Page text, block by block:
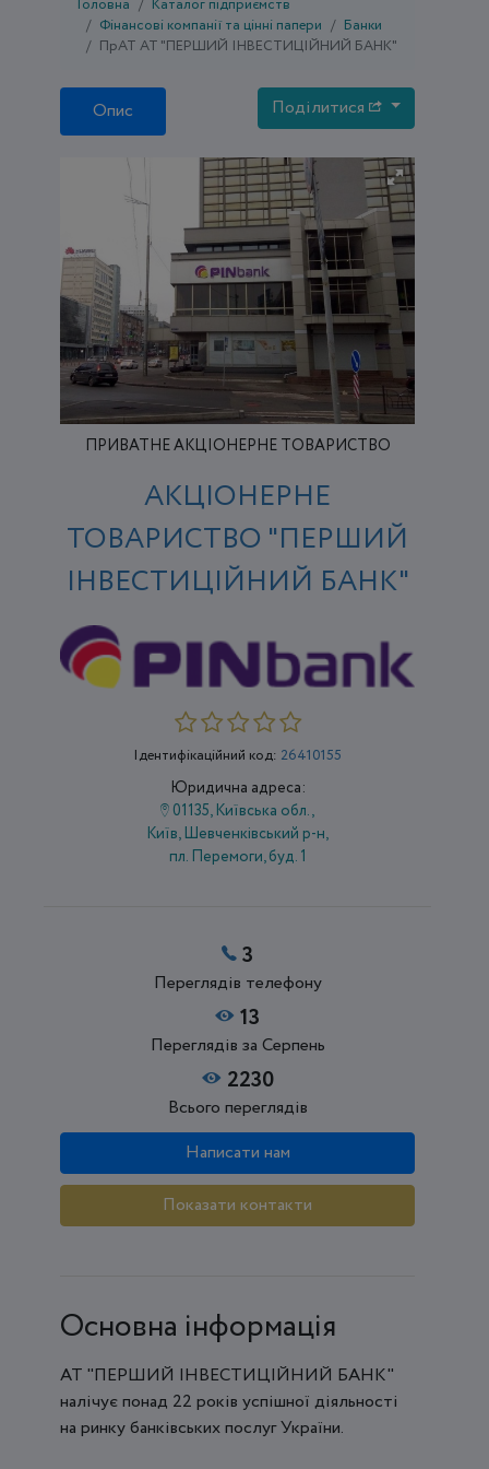
Головна
Каталог підприємств
Фінансові компанії та цінні папери
Банки
ПрАТ АТ "ПЕРШИЙ ІНВЕСТИЦІЙНИЙ БАНК"
Опис Поділитися
ПРИВАТНЕ АКЦІОНЕРНЕ ТОВАРИСТВО
АКЦІОНЕРНЕ
ТОВАРИСТВО "ПЕРШИЙ
ІНВЕСТИЦІЙНИЙ БАНК"
Ідентифікаційний код: 26410155
Юридична адреса:
01135, Київська обл.,
Київ, Шевченківський р-н,
пл. Перемоги, буд. 1
3
Переглядів телефону
13
Переглядів за Серпень
2230
Всього переглядів
Написати нам
Показати контакти
Основна інформація
АТ "ПЕРШИЙ ІНВЕСТИЦІЙНИЙ БАНК"
налічує понад 22 років успішної діяльності
на ринку банківських послуг України.